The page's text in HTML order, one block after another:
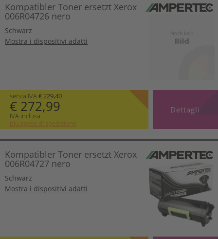
Kompatibler Toner ersetzt Xerox
006R04726 nero
Schwarz
Mostra i dispositivi adatti
senza IVA€ 229,40
€ 272,99
IVA inclusa.
più spese di spedizione
Dettagli
Kompatibler Toner ersetzt Xerox
006R04727 nero
Schwarz
Mostra i dispositivi adatti